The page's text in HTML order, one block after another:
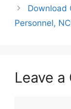
Download
Personnel,
Leave